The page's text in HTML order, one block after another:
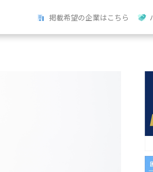
掲載希望の企業はこちら